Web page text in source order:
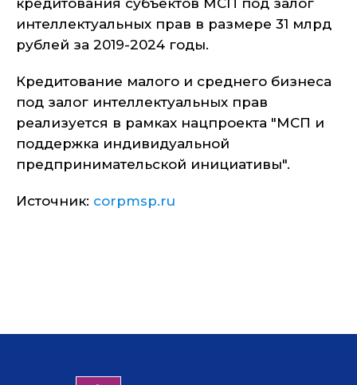
кредитования субъектов МСП под залог
интеллектуальных прав в размере 31 млрд
рублей за 2019-2024 годы.
Кредитование малого и среднего бизнеса
под залог интеллектуальных прав
реализуется в рамках нацпроекта "МСП и
поддержка индивидуальной
предпринимательской инициативы".
Источник: corpmsp.ru